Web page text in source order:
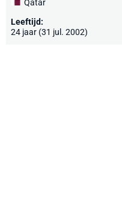
Qatar
Leeftijd:
24 jaar (31 jul. 2002)